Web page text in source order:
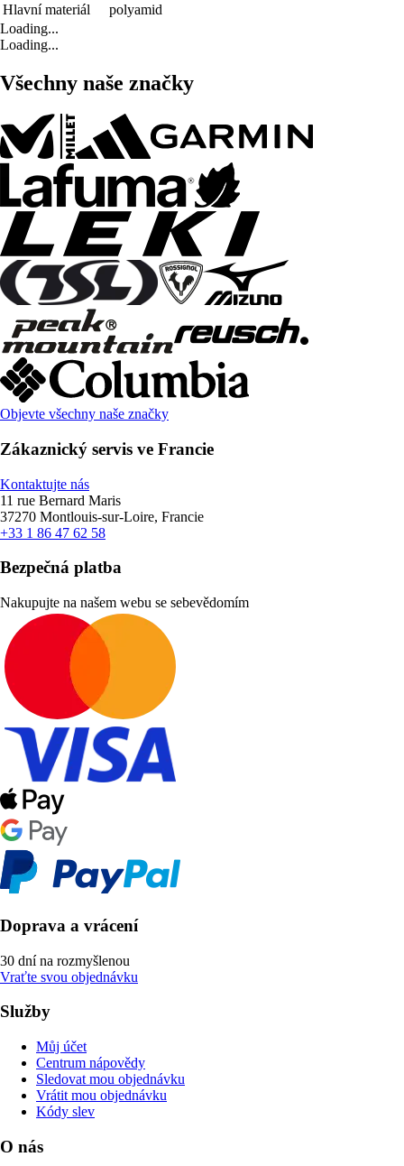
Hlavní materiál
polyamid
Loading...
Loading...
Všechny naše značky
Objevte všechny naše značky
Zákaznický servis ve Francie
Kontaktujte nás
11 rue Bernard Maris
37270 Montlouis-sur-Loire, Francie
+33 1 86 47 62 58
Bezpečná platba
Nakupujte na našem webu se sebevědomím
Doprava a vrácení
30 dní na rozmyšlenou
Vraťte svou objednávku
Služby
Můj účet
Centrum nápovědy
Sledovat mou objednávku
Vrátit mou objednávku
Kódy slev
O nás